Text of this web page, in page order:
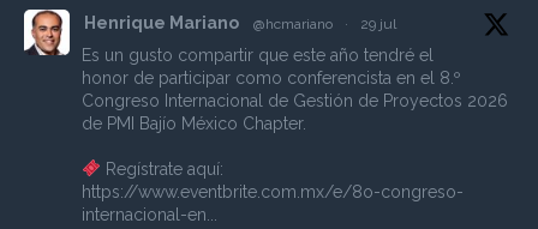
Henrique Mariano @hcmariano · 29 jul
Es un gusto compartir que este año tendré el
honor de participar como conferencista en el 8.º
Congreso Internacional de Gestión de Proyectos 2026
de PMI Bajío México Chapter.
Regístrate aquí:
https://www.eventbrite.com.mx/e/8o-congreso-
internacional-en...